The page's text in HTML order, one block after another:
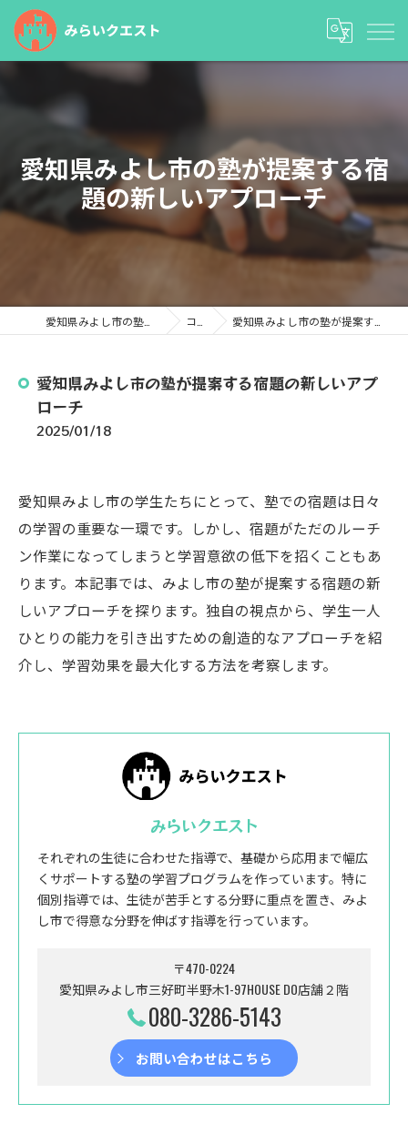
愛知県みよし市の塾が提案する宿
題の新しいアプローチ
コラム 愛知県みよし市の塾が提案する宿題の新しいアプローチ
愛知県みよし市の塾が提案する宿題の新しいアプ
ローチ
2025/01/18
愛知県みよし市の学生たちにとって、塾での宿題は日々
の学習の重要な一環です。しかし、宿題がただのルーチ
ン作業になってしまうと学習意欲の低下を招くこともあ
ります。本記事では、みよし市の塾が提案する宿題の新
しいアプローチを探ります。独自の視点から、学生一人
ひとりの能力を引き出すための創造的なアプローチを紹
介し、学習効果を最大化する方法を考察します。
みらいクエスト
それぞれの生徒に合わせた指導で、基礎から応用まで幅広
くサポートする塾の学習プログラムを作っています。特に
個別指導では、生徒が苦手とする分野に重点を置き、みよ
し市で得意な分野を伸ばす指導を行っています。
〒470-0224
愛知県みよし市三好町半野木1-97HOUSE DO店舗２階
080-3286-5143
お問い合わせはこちら